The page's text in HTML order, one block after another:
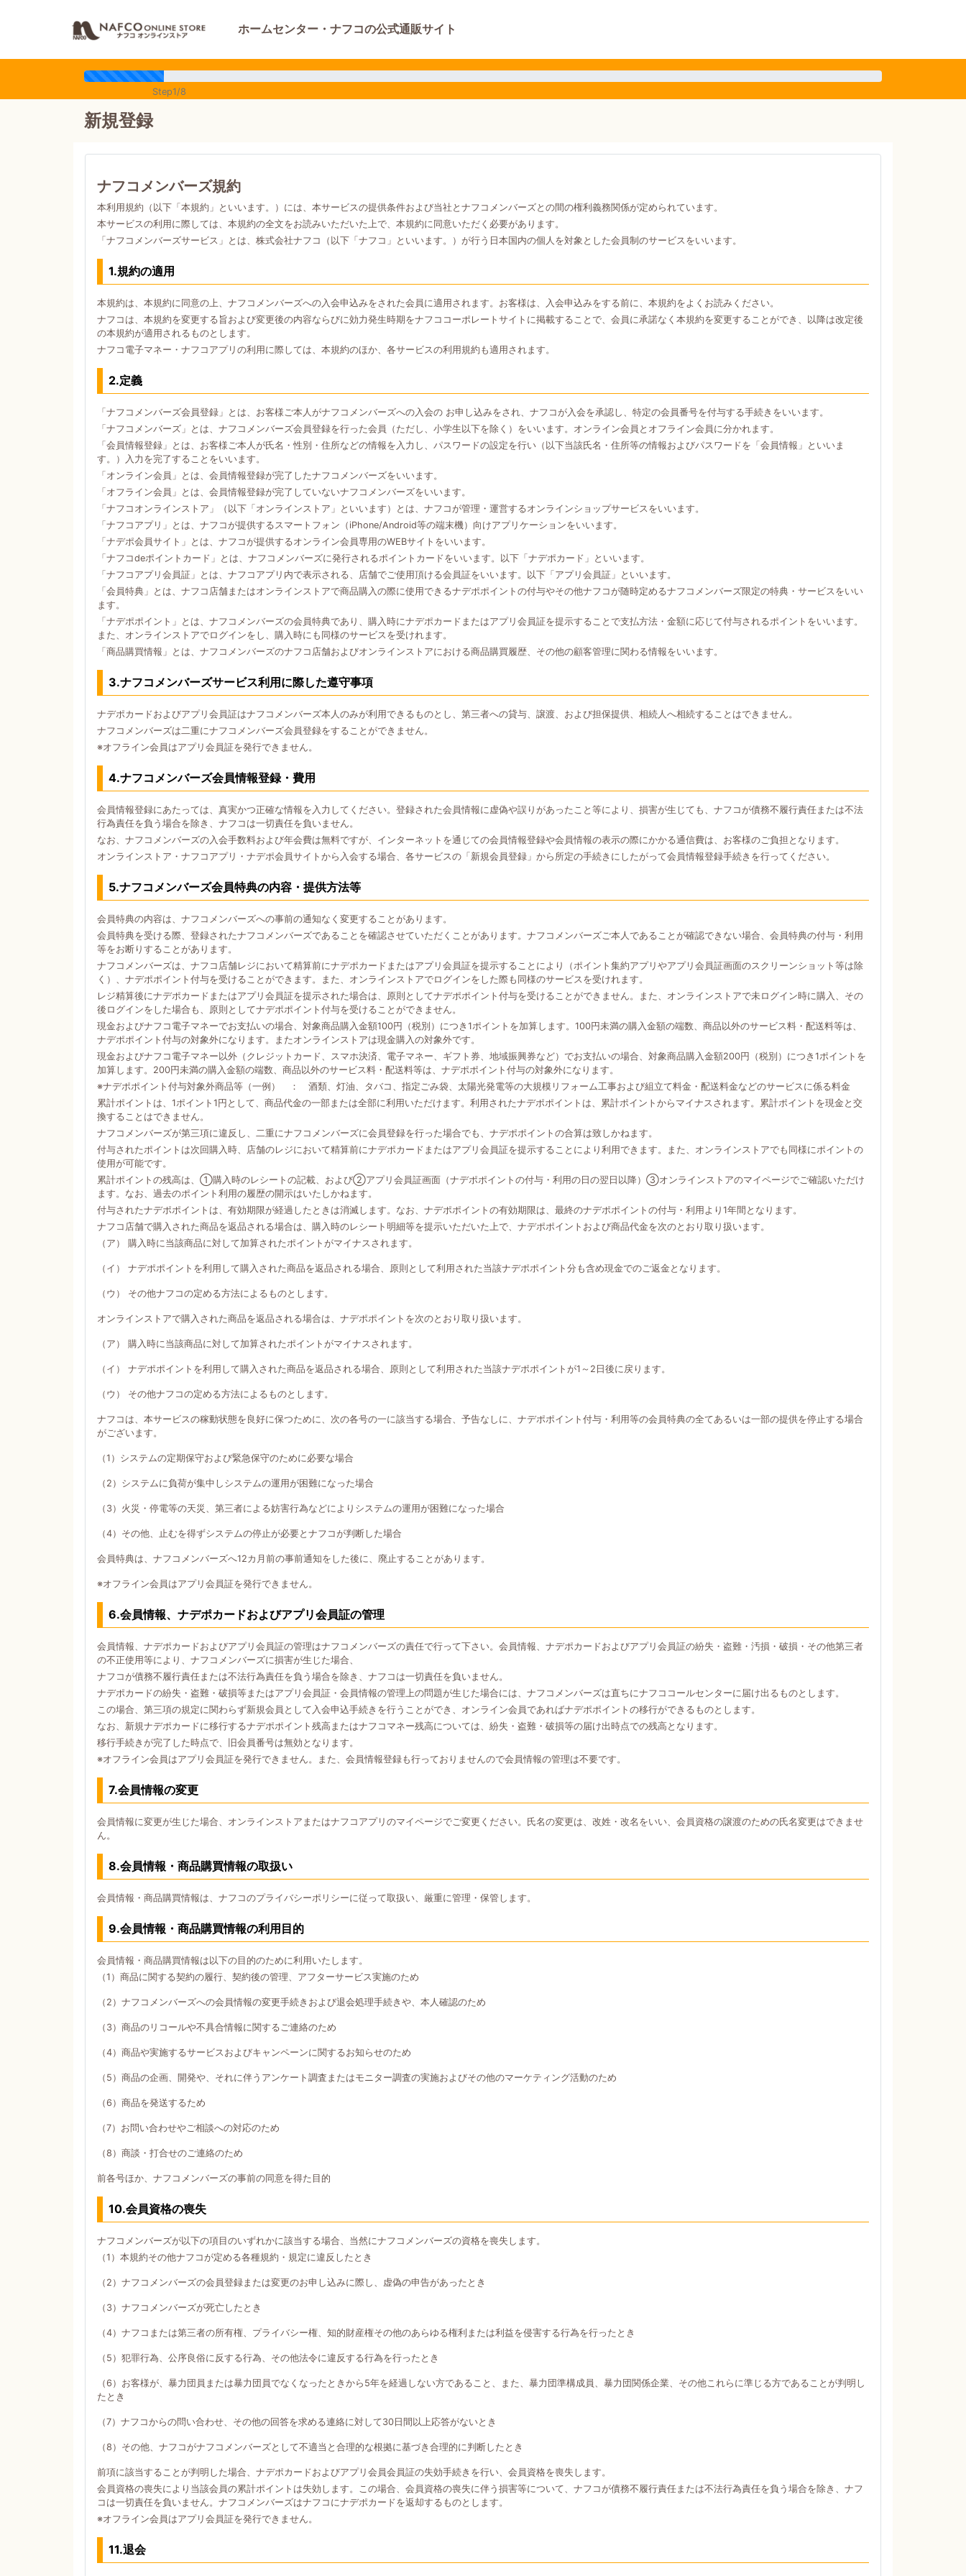
ホームセンター・ナフコの公式通販サイト
Step1/8
新規登録
ナフコメンバーズ規約
本利用規約（以下「本規約」といいます。）には、本サービスの提供条件および当社とナフコメンバーズとの間の権利義務関係が定められています。
本サービスの利用に際しては、本規約の全文をお読みいただいた上で、本規約に同意いただく必要があります。
「ナフコメンバーズサービス」とは、株式会社ナフコ（以下「ナフコ」といいます。）が行う日本国内の個人を対象とした会員制のサービスをいいます。
1.規約の適用
本規約は、本規約に同意の上、ナフコメンバーズへの入会申込みをされた会員に適用されます。お客様は、入会申込みをする前に、本規約をよくお読みください。
ナフコは、本規約を変更する旨および変更後の内容ならびに効力発生時期をナフココーポレートサイトに掲載することで、会員に承諾なく本規約を変更することができ、以降は改定後
の本規約が適用されるものとします。
ナフコ電子マネー・ナフコアプリの利用に際しては、本規約のほか、各サービスの利用規約も適用されます。
2.定義
「ナフコメンバーズ会員登録」とは、お客様ご本人がナフコメンバーズへの入会の お申し込みをされ、ナフコが入会を承認し、特定の会員番号を付与する手続きをいいます。
「ナフコメンバーズ」とは、ナフコメンバーズ会員登録を行った会員（ただし、小学生以下を除く）をいいます。オンライン会員とオフライン会員に分かれます。
「会員情報登録」とは、お客様ご本人が氏名・性別・住所などの情報を入力し、パスワードの設定を行い（以下当該氏名・住所等の情報およびパスワードを「会員情報」といいま
す。）入力を完了することをいいます。
「オンライン会員」とは、会員情報登録が完了したナフコメンバーズをいいます。
「オフライン会員」とは、会員情報登録が完了していないナフコメンバーズをいいます。
「ナフコオンラインストア」（以下「オンラインストア」といいます）とは、ナフコが管理・運営するオンラインショップサービスをいいます。
「ナフコアプリ」とは、ナフコが提供するスマートフォン（iPhone/Android等の端末機）向けアプリケーションをいいます。
「ナデポ会員サイト」とは、ナフコが提供するオンライン会員専用のWEBサイトをいいます。
「ナフコdeポイントカード」とは、ナフコメンバーズに発行されるポイントカードをいいます。以下「ナデポカード」といいます。
「ナフコアプリ会員証」とは、ナフコアプリ内で表示される、店舗でご使用頂ける会員証をいいます。以下「アプリ会員証」といいます。
「会員特典」とは、ナフコ店舗またはオンラインストアで商品購入の際に使用できるナデポポイントの付与やその他ナフコが随時定めるナフコメンバーズ限定の特典・サービスをいい
ます。
「ナデポポイント」とは、ナフコメンバーズの会員特典であり、購入時にナデポカードまたはアプリ会員証を提示することで支払方法・金額に応じて付与されるポイントをいいます。
また、オンラインストアでログインをし、購入時にも同様のサービスを受けれます。
「商品購買情報」とは、ナフコメンバーズのナフコ店舗およびオンラインストアにおける商品購買履歴、その他の顧客管理に関わる情報をいいます。
3.ナフコメンバーズサービス利用に際した遵守事項
ナデポカードおよびアプリ会員証はナフコメンバーズ本人のみが利用できるものとし、第三者への貸与、譲渡、および担保提供、相続人へ相続することはできません。
ナフコメンバーズは二重にナフコメンバーズ会員登録をすることができません。
※オフライン会員はアプリ会員証を発行できません。
4.ナフコメンバーズ会員情報登録・費用
会員情報登録にあたっては、真実かつ正確な情報を入力してください。登録された会員情報に虚偽や誤りがあったこと等により、損害が生じても、ナフコが債務不履行責任または不法
行為責任を負う場合を除き、ナフコは一切責任を負いません。
なお、ナフコメンバーズの入会手数料および年会費は無料ですが、インターネットを通じての会員情報登録や会員情報の表示の際にかかる通信費は、お客様のご負担となります。
オンラインストア・ナフコアプリ・ナデポ会員サイトから入会する場合、各サービスの「新規会員登録」から所定の手続きにしたがって会員情報登録手続きを行ってください。
5.ナフコメンバーズ会員特典の内容・提供方法等
会員特典の内容は、ナフコメンバーズへの事前の通知なく変更することがあります。
会員特典を受ける際、登録されたナフコメンバーズであることを確認させていただくことがあります。ナフコメンバーズご本人であることが確認できない場合、会員特典の付与・利用
等をお断りすることがあります。
ナフコメンバーズは、ナフコ店舗レジにおいて精算前にナデポカードまたはアプリ会員証を提示することにより（ポイント集約アプリやアプリ会員証画面のスクリーンショット等は除
く）、ナデポポイント付与を受けることができます。また、オンラインストアでログインをした際も同様のサービスを受けれます。
レジ精算後にナデポカードまたはアプリ会員証を提示された場合は、原則としてナデポポイント付与を受けることができません。また、オンラインストアで未ログイン時に購入、その
後ログインをした場合も、原則としてナデポポイント付与を受けることができません。
現金およびナフコ電子マネーでお支払いの場合、対象商品購入金額100円（税別）につき1ポイントを加算します。100円未満の購入金額の端数、商品以外のサービス料・配送料等は、
ナデポポイント付与の対象外になります。またオンラインストアは現金購入の対象外です。
現金およびナフコ電子マネー以外（クレジットカード、スマホ決済、電子マネー、ギフト券、地域振興券など）でお支払いの場合、対象商品購入金額200円（税別）につき1ポイントを
加算します。200円未満の購入金額の端数、商品以外のサービス料・配送料等は、ナデポポイント付与の対象外になります。
※ナデポポイント付与対象外商品等（一例） ： 酒類、灯油、タバコ、指定ごみ袋、太陽光発電等の大規模リフォーム工事および組立て料金・配送料金などのサービスに係る料金
累計ポイントは、1ポイント1円として、商品代金の一部または全部に利用いただけます。利用されたナデポポイントは、累計ポイントからマイナスされます。累計ポイントを現金と交
換することはできません。
ナフコメンバーズが第三項に違反し、二重にナフコメンバーズに会員登録を行った場合でも、ナデポポイントの合算は致しかねます。
付与されたポイントは次回購入時、店舗のレジにおいて精算前にナデポカードまたはアプリ会員証を提示することにより利用できます。また、オンラインストアでも同様にポイントの
使用が可能です。
累計ポイントの残高は、①購入時のレシートの記載、および②アプリ会員証画面（ナデポポイントの付与・利用の日の翌日以降）③オンラインストアのマイページでご確認いただけ
ます。なお、過去のポイント利用の履歴の開示はいたしかねます。
付与されたナデポポイントは、有効期限が経過したときは消滅します。なお、ナデポポイントの有効期限は、最終のナデポポイントの付与・利用より1年間となります。
ナフコ店舗で購入された商品を返品される場合は、購入時のレシート明細等を提示いただいた上で、ナデポポイントおよび商品代金を次のとおり取り扱います。
（ア） 購入時に当該商品に対して加算されたポイントがマイナスされます。
（イ） ナデポポイントを利用して購入された商品を返品される場合、原則として利用された当該ナデポポイント分も含め現金でのご返金となります。
（ウ） その他ナフコの定める方法によるものとします。
オンラインストアで購入された商品を返品される場合は、ナデポポイントを次のとおり取り扱います。
（ア） 購入時に当該商品に対して加算されたポイントがマイナスされます。
（イ） ナデポポイントを利用して購入された商品を返品される場合、原則として利用された当該ナデポポイントが1～2日後に戻ります。
（ウ） その他ナフコの定める方法によるものとします。
ナフコは、本サービスの稼動状態を良好に保つために、次の各号の一に該当する場合、予告なしに、ナデポポイント付与・利用等の会員特典の全てあるいは一部の提供を停止する場合
がございます。
（1）システムの定期保守および緊急保守のために必要な場合
（2）システムに負荷が集中しシステムの運用が困難になった場合
（3）火災・停電等の天災、第三者による妨害行為などによりシステムの運用が困難になった場合
（4）その他、止むを得ずシステムの停止が必要とナフコが判断した場合
会員特典は、ナフコメンバーズへ12カ月前の事前通知をした後に、廃止することがあります。
※オフライン会員はアプリ会員証を発行できません。
6.会員情報、ナデポカードおよびアプリ会員証の管理
会員情報、ナデポカードおよびアプリ会員証の管理はナフコメンバーズの責任で行って下さい。会員情報、ナデポカードおよびアプリ会員証の紛失・盗難・汚損・破損・その他第三者
の不正使用等により、ナフコメンバーズに損害が生じた場合、
ナフコが債務不履行責任または不法行為責任を負う場合を除き、ナフコは一切責任を負いません。
ナデポカードの紛失・盗難・破損等またはアプリ会員証・会員情報の管理上の問題が生じた場合には、ナフコメンバーズは直ちにナフココールセンターに届け出るものとします。
この場合、第三項の規定に関わらず新規会員として入会申込手続きを行うことができ、オンライン会員であればナデポポイントの移行ができるものとします。
なお、新規ナデポカードに移行するナデポポイント残高またはナフコマネー残高については、紛失・盗難・破損等の届け出時点での残高となります。
移行手続きが完了した時点で、旧会員番号は無効となります。
※オフライン会員はアプリ会員証を発行できません。また、会員情報登録も行っておりませんので会員情報の管理は不要です。
7.会員情報の変更
会員情報に変更が生じた場合、オンラインストアまたはナフコアプリのマイページでご変更ください。氏名の変更は、改姓・改名をいい、会員資格の譲渡のための氏名変更はできませ
ん。
8.会員情報・商品購買情報の取扱い
会員情報・商品購買情報は、ナフコのプライバシーポリシーに従って取扱い、厳重に管理・保管します。
9.会員情報・商品購買情報の利用目的
会員情報・商品購買情報は以下の目的のために利用いたします。
（1）商品に関する契約の履行、契約後の管理、アフターサービス実施のため
（2）ナフコメンバーズへの会員情報の変更手続きおよび退会処理手続きや、本人確認のため
（3）商品のリコールや不具合情報に関するご連絡のため
（4）商品や実施するサービスおよびキャンペーンに関するお知らせのため
（5）商品の企画、開発や、それに伴うアンケート調査またはモニター調査の実施およびその他のマーケティング活動のため
（6）商品を発送するため
（7）お問い合わせやご相談への対応のため
（8）商談・打合せのご連絡のため
前各号ほか、ナフコメンバーズの事前の同意を得た目的
10.会員資格の喪失
ナフコメンバーズが以下の項目のいずれかに該当する場合、当然にナフコメンバーズの資格を喪失します。
（1）本規約その他ナフコが定める各種規約・規定に違反したとき
（2）ナフコメンバーズの会員登録または変更のお申し込みに際し、虚偽の申告があったとき
（3）ナフコメンバーズが死亡したとき
（4）ナフコまたは第三者の所有権、プライバシー権、知的財産権その他のあらゆる権利または利益を侵害する行為を行ったとき
（5）犯罪行為、公序良俗に反する行為、その他法令に違反する行為を行ったとき
（6）お客様が、暴力団員または暴力団員でなくなったときから5年を経過しない方であること、また、暴力団準構成員、暴力団関係企業、その他これらに準じる方であることが判明し
たとき
（7）ナフコからの問い合わせ、その他の回答を求める連絡に対して30日間以上応答がないとき
（8）その他、ナフコがナフコメンバーズとして不適当と合理的な根拠に基づき合理的に判断したとき
前項に該当することが判明した場合、ナデポカードおよびアプリ会員会員証の失効手続きを行い、会員資格を喪失します。
会員資格の喪失により当該会員の累計ポイントは失効します。この場合、会員資格の喪失に伴う損害等について、ナフコが債務不履行責任または不法行為責任を負う場合を除き、ナフ
コは一切責任を負いません。ナフコメンバーズはナフコにナデポカードを返却するものとします。
※オフライン会員はアプリ会員証を発行できません。
11.退会